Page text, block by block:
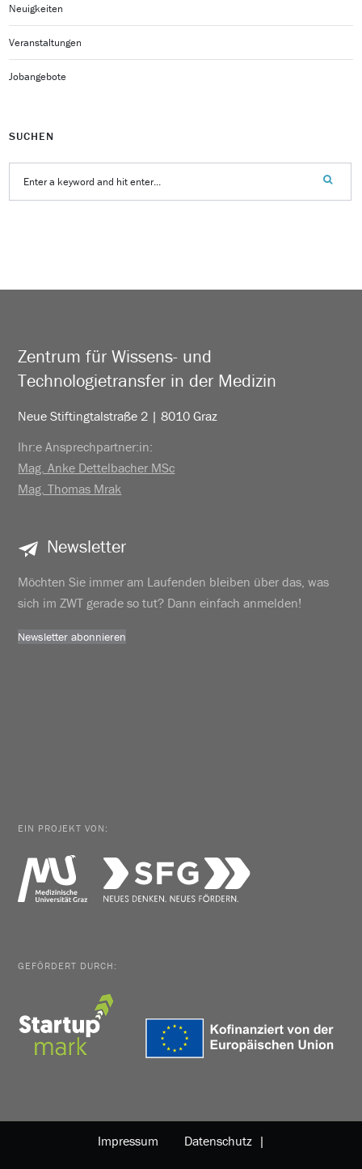
Neuigkeiten
Veranstaltungen
Jobangebote
SUCHEN
Zentrum für Wissens- und
Technologietransfer in der Medizin
Neue Stiftingtalstraße 2 | 8010 Graz
Ihr:e Ansprechpartner:in:
Mag. Anke Dettelbacher MSc
Mag. Thomas Mrak
Newsletter
Möchten Sie immer am Laufenden bleiben über das, was
sich im ZWT gerade so tut? Dann einfach anmelden!
Newsletter abonnieren
EIN PROJEKT VON:
GEFÖRDERT DURCH:
Impressum Datenschutz |